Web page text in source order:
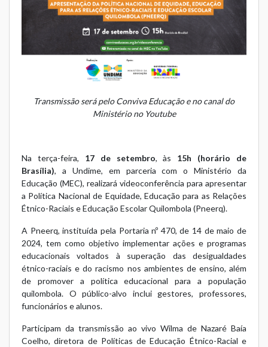
Transmissão será pelo Conviva Educação e no canal do
Ministério no Youtube
Na terça-feira, 17 de setembro, às 15h (horário de
Brasília), a Undime, em parceria com o Ministério da
Educação (MEC), realizará videoconferência para apresentar
a Política Nacional de Equidade, Educação para as Relações
Étnico-Raciais e Educação Escolar Quilombola (Pneerq).
A Pneerq, instituída pela Portaria nº 470, de 14 de maio de
2024, tem como objetivo implementar ações e programas
educacionais voltados à superação das desigualdades
étnico-raciais e do racismo nos ambientes de ensino, além
de promover a política educacional para a população
quilombola. O público-alvo inclui gestores, professores,
funcionários e alunos.
Participam da transmissão ao vivo Wilma de Nazaré Baía
Coelho, diretora de Políticas de Educação Étnico-Racial e